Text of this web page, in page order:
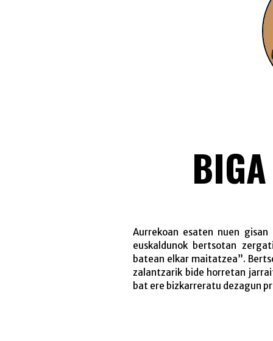
Aurrekoan esaten nuen gisan
euskaldunok bertsotan
batean elkar maitatzea”.
zalantzarik bide horretan
bat ere bizkarreratu dezagun